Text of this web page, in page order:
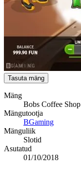
Tasuta mäng
Mäng
Bobs Coffee Shop
Mängutootja
BGaming
Mänguliik
Slotid
Asutatud
01/10/2018